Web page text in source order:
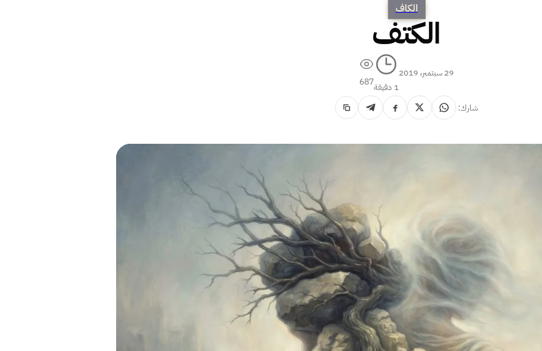
الكاف
الكتف
29 سبتمبر، 2019
1 دقيقة
687
شارك: